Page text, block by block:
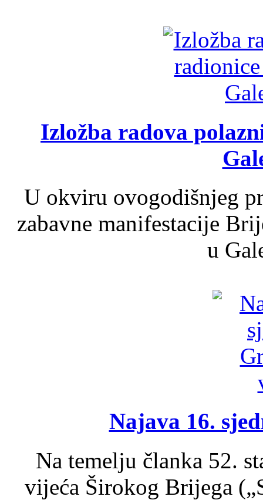
Izložba radova
U okviru ovogodišnjeg
zabavne manifestacije
u
Najava 16.
Na temelju članka 52.
vijeća Širokog Brijega